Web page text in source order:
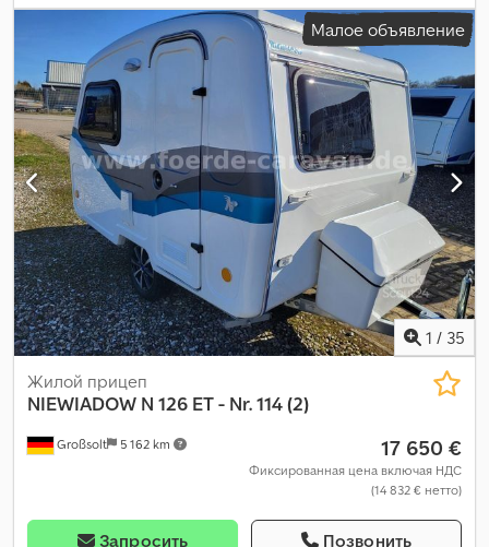
ванная комната, отопитель стояночный,
Малое объявление
1 / 35
Großsolt 5 162 km
Жилой прицеп
NIEWIADOW N 126 ET - Nr. 114 (2)
17 650 €
Фиксированная цена включая НДС
(14 832 € нетто)
Запросить Позвонить